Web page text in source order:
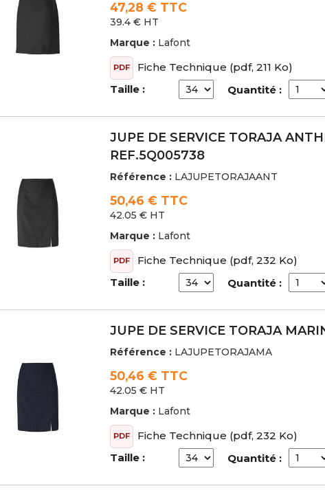
47,28 € TTC
39.4 € HT
Marque : Lafont
PDF Fiche Technique (pdf, 211 Ko)
Taille :
Quantité :
JUPE DE SERVICE TORAJA
REF.5Q005738
Référence : LAJUPETORAJAANT
50,46 € TTC
42.05 € HT
Marque : Lafont
PDF Fiche Technique (pdf, 232 Ko)
Taille :
Quantité :
JUPE DE SERVICE TORAJA
Référence : LAJUPETORAJAMA
50,46 € TTC
42.05 € HT
Marque : Lafont
PDF Fiche Technique (pdf, 232 Ko)
Taille :
Quantité :